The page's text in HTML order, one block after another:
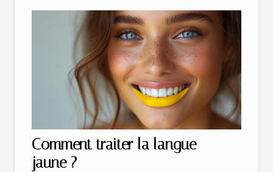
Comment traiter la langue
jaune ?